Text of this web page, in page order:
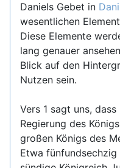
Daniels Gebet in
wesentlichen
Diese Elemente
lang genauer
Blick auf den
Nutzen sein.
Vers 1 sagt uns,
Regierung des
großen Königs des
Etwa